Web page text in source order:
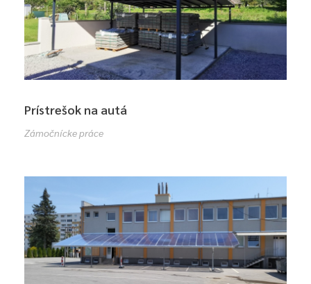
Prístrešok na autá
Zámočnícke práce